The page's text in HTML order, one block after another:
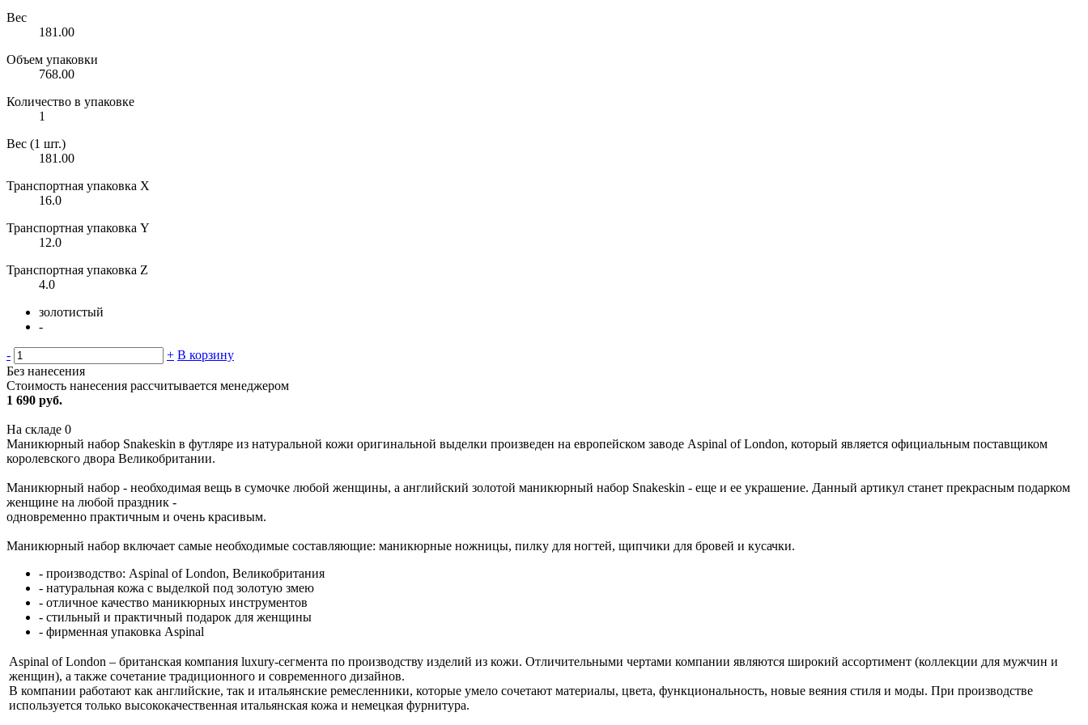
Вес
181.00
Объем упаковки
768.00
Количество в упаковке
1
Вес (1 шт.)
181.00
Транспортная упаковка X
16.0
Транспортная упаковка Y
12.0
Транспортная упаковка Z
4.0
золотистый
-
- + В корзину
Без нанесения
Стоимость нанесения рассчитывается менеджером
1 690 руб.
На складе 0
Маникюрный набор Snakeskin в футляре из натуральной кожи оригинальной выделки произведен на европейском заводе Aspinal of London, который является официальным поставщиком
королевского двора Великобритании.
Маникюрный набор - необходимая вещь в сумочке любой женщины, а английский золотой маникюрный набор Snakeskin - еще и ее украшение. Данный артикул станет прекрасным подарком
женщине на любой праздник -
одновременно практичным и очень красивым.
Маникюрный набор включает самые необходимые составляющие: маникюрные ножницы, пилку для ногтей, щипчики для бровей и кусачки.
- производство: Aspinal of London, Великобритания
- натуральная кожа с выделкой под золотую змею
- отличное качество маникюрных инструментов
- стильный и практичный подарок для женщины
- фирменная упаковка Aspinal
Aspinal of London – британская компания luxury-сегмента по производству изделий из кожи. Отличительными чертами компании являются широкий ассортимент (коллекции для мужчин и
женщин), а также сочетание традиционного и современного дизайнов.
В компании работают как английские, так и итальянские ремесленники, которые умело сочетают материалы, цвета, функциональность, новые веяния стиля и моды. При производстве
используется только высококачественная итальянская кожа и немецкая фурнитура.